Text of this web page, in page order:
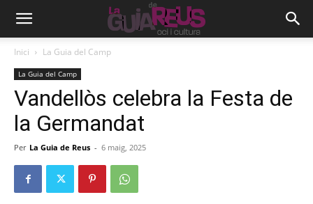
Inici La Guia del Camp
La Guia del Camp
Vandellòs celebra la Festa de
la Germandat
Per La Guia de Reus - 6 maig, 2025